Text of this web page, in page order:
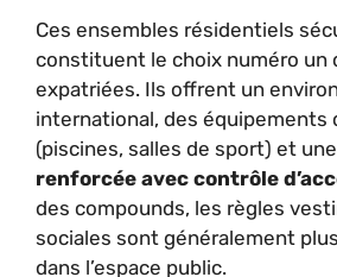
Ces ensembles résidentiels
constituent le choix numéro un
expatriées. Ils offrent un
international, des équipements
(piscines, salles de sport) et une
renforcée avec contrôle
des compounds, les règles
sociales sont généralement
dans l’espace public.